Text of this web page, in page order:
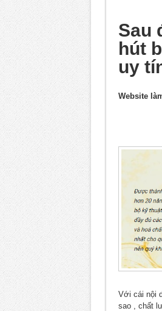
Sau
hút
uy
Website
Với cái nội
sao , chất